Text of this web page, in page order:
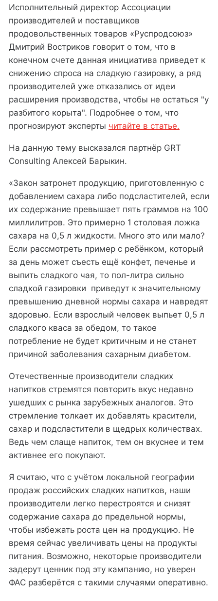
Исполнительный директор Ассоциации
производителей и поставщиков
продовольственных товаров «Руспродсоюз»
Дмитрий Востриков говорит о том, что в
конечном счете данная инициатива приведет к
снижению спроса на сладкую газировку, а ряд
производителей уже отказались от идеи
расширения производства, чтобы не остаться "у
разбитого корыта". Подробнее о том, что
прогнозируют эксперты читайте в статье.
На данную тему высказался партнёр GRT
Consulting Алексей Барыкин.
«Закон затронет продукцию, приготовленную с
добавлением сахара либо подсластителей, если
их содержание превышает пять граммов на 100
миллилитров. Это примерно 1 столовая ложка
сахара на 0,5 л жидкости. Много это или мало?
Если рассмотреть пример с ребёнком, который
за день может съесть ещё конфет, печенье и
выпить сладкого чая, то пол-литра сильно
сладкой газировки приведут к значительному
превышению дневной нормы сахара и навредят
здоровью. Если взрослый человек выпьет 0,5 л
сладкого кваса за обедом, то такое
потребление не будет критичным и не станет
причиной заболевания сахарным диабетом.
Отечественные производители сладких
напитков стремятся повторить вкус недавно
ушедших с рынка зарубежных аналогов. Это
стремление толкает их добавлять красители,
сахар и подсластители в щедрых количествах.
Ведь чем слаще напиток, тем он вкуснее и тем
активнее его покупают.
Я считаю, что с учётом локальной географии
продаж российских сладких напитков, наши
производители легко перестроятся и снизят
содержание сахара до предельной нормы,
чтобы избежать роста цен на продукцию. Не
время сейчас увеличивать цены на продукты
питания. Возможно, некоторые производители
задерут ценник под эту кампанию, но уверен
ФАС разберётся с такими случаями оперативно.